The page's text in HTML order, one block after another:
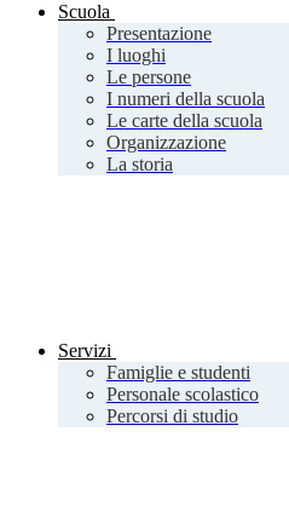
Scuola
Presentazione
I luoghi
Le persone
I numeri della scuola
Le carte della scuola
Organizzazione
La storia
Servizi
Famiglie e studenti
Personale scolastico
Percorsi di studio